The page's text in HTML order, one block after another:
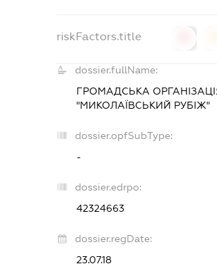
riskFactors.title
dossier.fullName:
ГРОМАДСЬКА
"МИКОЛАЇВСЬКИЙ РУБІЖ"
dossier.opfSubType:
-
dossier.edrpo:
42324663
dossier.regDate:
23.07.18